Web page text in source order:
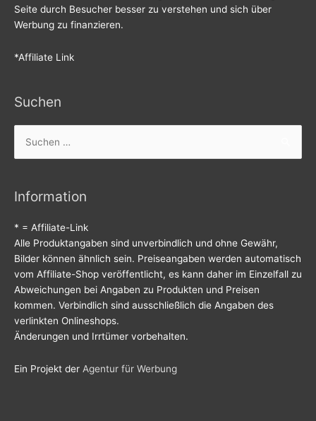
Seite durch Besucher besser zu verstehen und sich über
Werbung zu finanzieren.
*Affiliate Link
Suchen
Suchen
nach:
Information
* = Affiliate-Link
Alle Produktangaben sind unverbindlich und ohne Gewähr,
Bilder können ähnlich sein. Preiseangaben werden automatisch
vom Affiliate-Shop veröffentlicht, es kann daher im Einzelfall zu
Abweichungen bei Angaben zu Produkten und Preisen
kommen. Verbindlich sind ausschließlich die Angaben des
verlinkten Onlineshops.
Änderungen und Irrtümer vorbehalten.
Ein Projekt der Agentur für Werbung